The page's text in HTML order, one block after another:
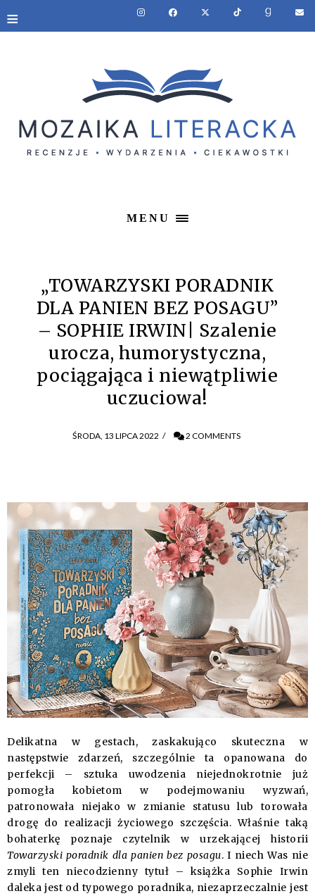
≡
MENU
„TOWARZYSKI PORADNIK
DLA PANIEN BEZ POSAGU”
– SOPHIE IRWIN| Szalenie
urocza, humorystyczna,
pociągająca i niewątpliwie
uczuciowa!
ŚRODA, 13 LIPCA 2022 / 2 COMMENTS
Delikatna w gestach, zaskakująco skuteczna w
następstwie zdarzeń, szczególnie ta opanowana do
perfekcji – sztuka uwodzenia niejednokrotnie już
pomogła kobietom w podejmowaniu wyzwań,
patronowała niejako w zmianie statusu lub torowała
drogę do realizacji życiowego szczęścia. Właśnie taką
bohaterkę poznaje czytelnik w urzekającej historii
Towarzyski poradnik dla panien bez posagu. I niech Was nie
zmyli ten niecodzienny tytuł – książka Sophie Irwin
daleka jest od typowego poradnika, niezaprzeczalnie jest